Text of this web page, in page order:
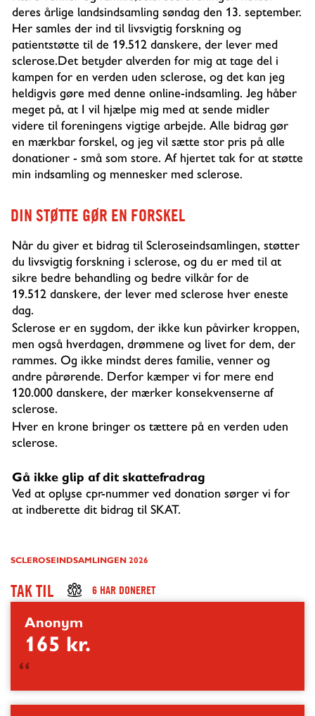
deres årlige landsindsamling søndag den 13. september.
Her samles der ind til livsvigtig forskning og
patientstøtte til de 19.512 danskere, der lever med
sclerose.Det betyder alverden for mig at tage del i
kampen for en verden uden sclerose, og det kan jeg
heldigvis gøre med denne online-indsamling. Jeg håber
meget på, at I vil hjælpe mig med at sende midler
videre til foreningens vigtige arbejde. Alle bidrag gør
en mærkbar forskel, og jeg vil sætte stor pris på alle
donationer - små som store. Af hjertet tak for at støtte
min indsamling og mennesker med sclerose.
DIN STØTTE GØR EN FORSKEL
Når du giver et bidrag til Scleroseindsamlingen, støtter
du livsvigtig forskning i sclerose, og du er med til at
sikre bedre behandling og bedre vilkår for de
19.512 danskere, der lever med sclerose hver eneste
dag.
Sclerose er en sygdom, der ikke kun påvirker kroppen,
men også hverdagen, drømmene og livet for dem, der
rammes. Og ikke mindst deres familie, venner og
andre pårørende. Derfor kæmper vi for mere end
120.000 danskere, der mærker konsekvenserne af
sclerose.
Hver en krone bringer os tættere på en verden uden
sclerose.
Gå ikke glip af dit skattefradrag
Ved at oplyse cpr-nummer ved donation sørger vi for
at indberette dit bidrag til SKAT.
SCLEROSEINDSAMLINGEN 2026
TAKTIL 6 HAR DONERET
Anonym
165 kr.